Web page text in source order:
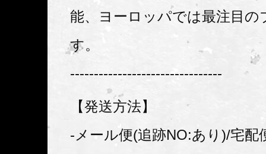
能、ヨーロッパでは最注目の
す。
--------------------------------
【発送方法】
-メール便(追跡NO:あり)/宅配